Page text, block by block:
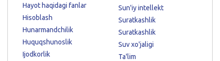
Hayot haqidagi fanlar
Hisoblash
Hunarmandchilik
Huquqshunoslik
Ijodkorlik
Sun'iy intellekt
Suratkashlik
Suratkashlik
Suv xo'jaligi
Ta'lim